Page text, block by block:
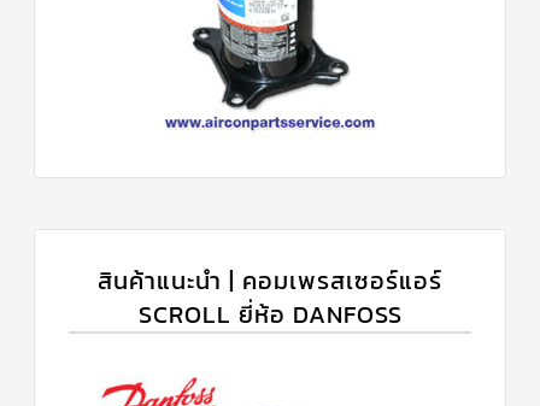
สินค้าแนะนำ | คอมเพรสเซอร์แอร์
SCROLL ยี่ห้อ DANFOSS